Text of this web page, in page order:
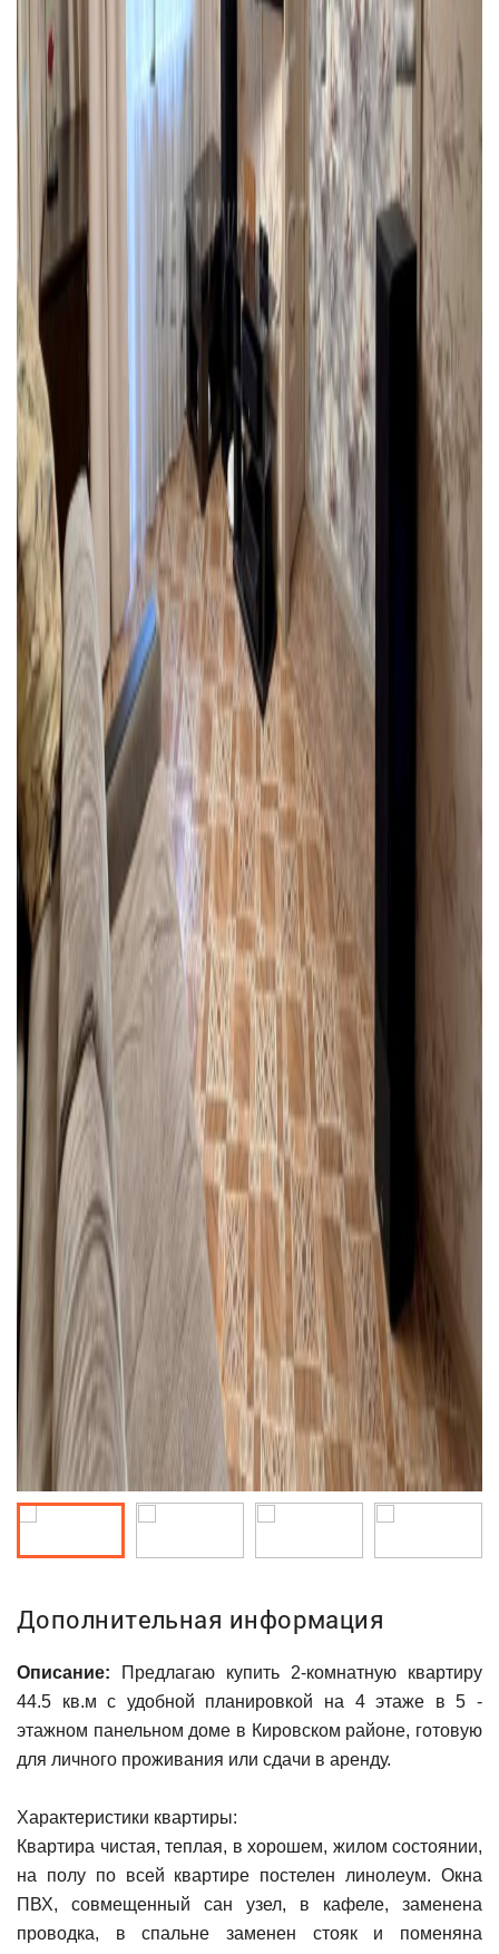
Дополнительная информация
Описание: Предлагаю купить 2-комнатную квартиру
44.5 кв.м с удобной планировкой на 4 этаже в 5 -
этажном панельном доме в Кировском районе, готовую
для личного проживания или сдачи в аренду.
Характеристики квартиры:
Квартира чистая, теплая, в хорошем, жилом состоянии,
на полу по всей квартире постелен линолеум. Окна
ПВХ, совмещенный сан узел, в кафеле, заменена
проводка, в спальне заменен стояк и поменяна